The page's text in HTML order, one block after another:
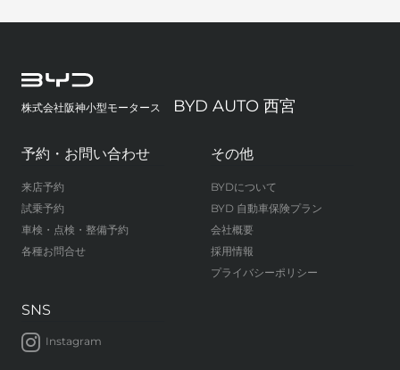
株式会社阪神小型モータース BYD AUTO 西宮
予約・お問い合わせ
来店予約
試乗予約
車検・点検・整備予約
各種お問合せ
その他
BYDについて
BYD 自動車保険プラン
会社概要
採用情報
プライバシーポリシー
SNS
Instagram